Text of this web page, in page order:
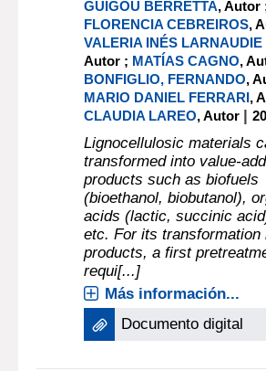
GUIGOU BERRETTA, Autor
FLORENCIA CEBREIROS,
VALERIA INÉS LARNAUDIE
Autor ; MATÍAS CAGNO,
BONFIGLIO, FERNANDO,
MARIO DANIEL FERRARI,
CLAUDIA LAREO, Autor |
Lignocellulosic materials
transformed into value-
products such as biofuels
(bioethanol, biobutanol),
acids (lactic, succinic
etc. For its transformation
products, a first
requi[...]
Más información...
Documento digital